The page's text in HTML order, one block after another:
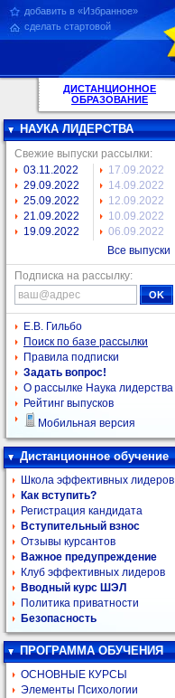
добавить в «Избранное»
сделать стартовой
ДИСТАНЦИОННОЕ
ОБРАЗОВАНИЕ
НАУКА ЛИДЕРСТВА
Свежие выпуски рассылки:
03.11.2022
29.09.2022
25.09.2022
21.09.2022
19.09.2022
17.09.2022
14.09.2022
12.09.2022
10.09.2022
06.09.2022
Все выпуски
Подписка на рассылку:
Е.В. Гильбо
Поиск по базе рассылки
Правила подписки
Задать вопрос!
О рассылке Наука лидерства
Рейтинг выпусков
Мобильная версия
Дистанционное обучение
Школа эффективных лидеров
Как вступить?
Регистрация кандидата
Вступительный взнос
Отзывы курсантов
Важное предупреждение
Клуб эффективных лидеров
Вводный курс ШЭЛ
Политика приватности
Безопасность
ПРОГРАММА ОБУЧЕНИЯ
ОСНОВНЫЕ КУРСЫ
Элементы Психологии